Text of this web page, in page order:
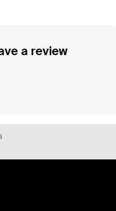
a review